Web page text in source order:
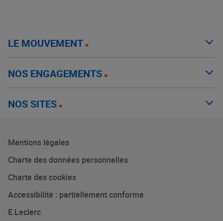
LE MOUVEMENT
NOS ENGAGEMENTS
NOS SITES
Mentions légales
Charte des données personnelles
Charte des cookies
Accessibilité : partiellement conforme
E.Leclerc